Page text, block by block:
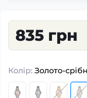
835 грн
Колір: Золото-